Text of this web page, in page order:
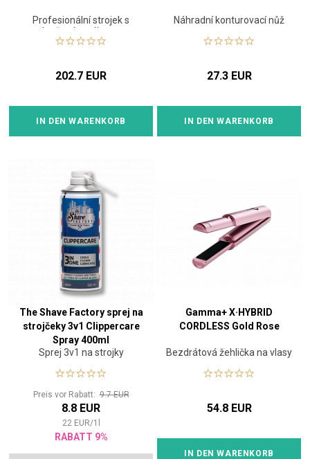
Profesionální strojek s
vylepšeným výkonem,
rotačním motorem
202.7 EUR
IN DEN WARENKORB
Náhradní konturovací nůž
27.3 EUR
IN DEN WARENKORB
The Shave Factory sprej na
strojčeky 3v1 Clippercare
Spray 400ml
Sprej 3v1 na strojky
Preis vor Rabatt:9.7 EUR
8.8 EUR
22 EUR/1
RABATT 9%
Gamma+ X·HYBRID
CORDLESS Gold Rose
Bezdrátová žehlička na vlasy
54.8 EUR
IN DEN WARENKORB